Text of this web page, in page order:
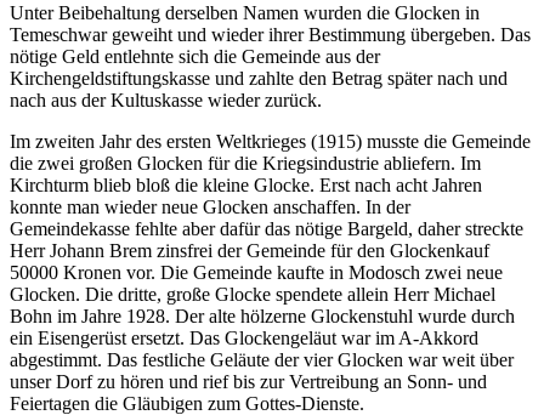
Unter Beibehaltung derselben Namen wurden die Glocken in
Temeschwar geweiht und wieder ihrer Bestimmung übergeben. Das
nötige Geld entlehnte sich die Gemeinde aus der
Kirchengeldstiftungskasse und zahlte den Betrag später nach und
nach aus der Kultuskasse wieder zurück.
Im zweiten Jahr des ersten Weltkrieges (1915) musste die Gemeinde
die zwei großen Glocken für die Kriegsindustrie abliefern. Im
Kirchturm blieb bloß die kleine Glocke. Erst nach acht Jahren
konnte man wieder neue Glocken anschaffen. In der
Gemeindekasse fehlte aber dafür das nötige Bargeld, daher streckte
Herr Johann Brem zinsfrei der Gemeinde für den Glockenkauf
50000 Kronen vor. Die Gemeinde kaufte in Modosch zwei neue
Glocken. Die dritte, große Glocke spendete allein Herr Michael
Bohn im Jahre 1928. Der alte hölzerne Glockenstuhl wurde durch
ein Eisengerüst ersetzt. Das Glockengeläut war im A-Akkord
abgestimmt. Das festliche Geläute der vier Glocken war weit über
unser Dorf zu hören und rief bis zur Vertreibung an Sonn- und
Feiertagen die Gläubigen zum Gottes-Dienste.